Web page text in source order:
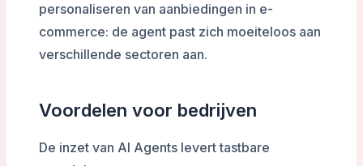
personaliseren van aanbiedingen in e-
commerce: de agent past zich moeiteloos aan
verschillende sectoren aan.
Voordelen voor bedrijven
De inzet van AI Agents levert tastbare